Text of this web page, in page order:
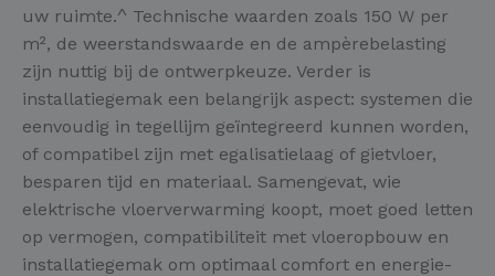
uw ruimte.^ Technische waarden zoals 150 W per
m², de weerstandswaarde en de ampèrebelasting
zijn nuttig bij de ontwerpkeuze. Verder is
installatiegemak een belangrijk aspect: systemen die
eenvoudig in tegellijm geïntegreerd kunnen worden,
of compatibel zijn met egalisatielaag of gietvloer,
besparen tijd en materiaal. Samengevat, wie
elektrische vloerverwarming koopt, moet goed letten
op vermogen, compatibiliteit met vloeropbouw en
installatiegemak om optimaal comfort en energie-